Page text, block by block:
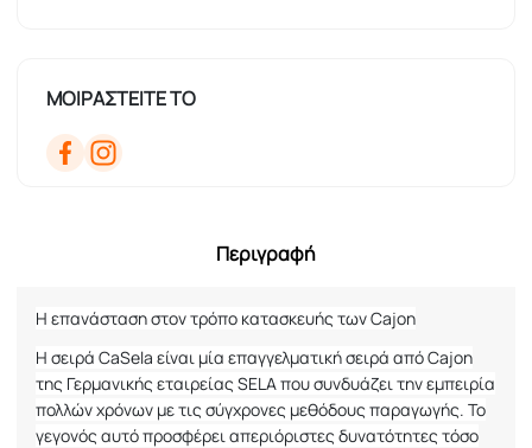
ΜΟΙΡΑΣΤΕΙΤΕ ΤΟ
Περιγραφή
Η επανάσταση στον τρόπο κατασκευής τωνCajon
Η σειρά CaSela είναι μία επαγγελματική σειρά απόCajon
της Γερμανικής εταιρείας SELA που συνδυάζει την εμπειρία
πολλών χρόνων με τις σύγχρονες μεθόδους παραγωγής. Το
γεγονός αυτό προσφέρει απεριόριστες δυνατότητες τόσο